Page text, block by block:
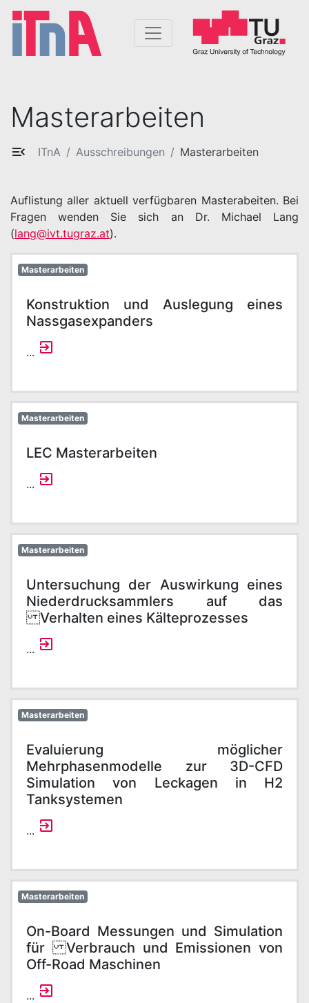
Masterarbeiten
ITnA Ausschreibungen Masterarbeiten
Auflistung aller aktuell verfügbaren Masterabeiten. Bei
Fragen wenden Sie sich an Dr. Michael Lang
(lang@ivt.tugraz.at).
Masterarbeiten
Konstruktion und Auslegung eines
Nassgasexpanders
...
Masterarbeiten
LEC Masterarbeiten
...
Masterarbeiten
Untersuchung der Auswirkung eines
Niederdrucksammlers auf das
Verhalten eines Kälteprozesses
...
Masterarbeiten
Evaluierung möglicher
Mehrphasenmodelle zur 3D-CFD
Simulation von Leckagen in H2
Tanksystemen
...
Masterarbeiten
On-Board Messungen und Simulation
für Verbrauch und Emissionen von
Off-Road Maschinen
...